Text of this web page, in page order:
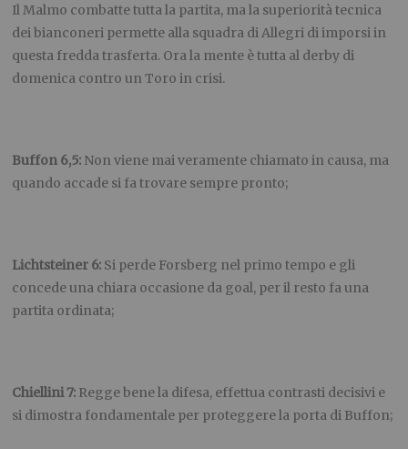
Il Malmo combatte tutta la partita, ma la superiorità tecnica
dei bianconeri permette alla squadra di Allegri di imporsi in
questa fredda trasferta. Ora la mente è tutta al derby di
domenica contro un Toro in crisi.
Buffon 6,5: Non viene mai veramente chiamato in causa, ma
quando accade si fa trovare sempre pronto;
Lichtsteiner 6: Si perde Forsberg nel primo tempo e gli
concede una chiara occasione da goal, per il resto fa una
partita ordinata;
Chiellini 7: Regge bene la difesa, effettua contrasti decisivi e
si dimostra fondamentale per proteggere la porta di Buffon;